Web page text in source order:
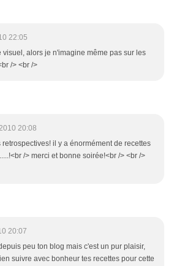
22:05
visuel, alors je n'imagine même pas sur les
/> <br />
20:08
retrospectives! il y a énormément de recettes
/> merci et bonne soirée!<br /> <br />
20:07
peu ton blog mais c'est un pur plaisir,
suivre avec bonheur tes recettes pour cette